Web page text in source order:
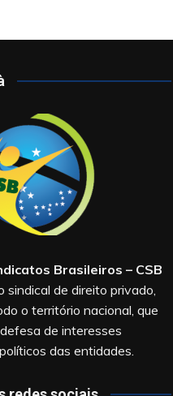
Brasileiros – CSB
sindical de direito privado,
o território nacional, que
de interesses
das entidades.